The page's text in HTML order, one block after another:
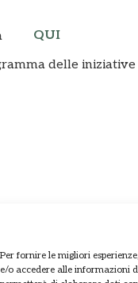
Per fornire le migliori
e/o accedere alle informazioni
QUI
delle iniziative